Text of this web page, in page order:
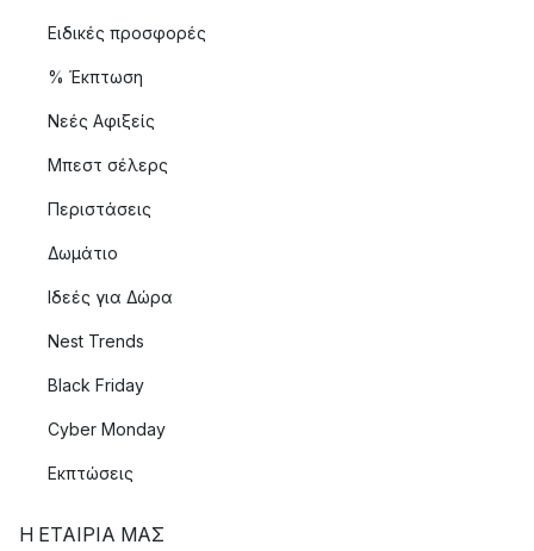
Ειδικές προσφορές
% Έκπτωση
Νεές Αφιξείς
Μπεστ σέλερς
Περιστάσεις
Δωμάτιο
Ιδεές για Δώρα
Nest Trends
Black Friday
Cyber Monday
Εκπτώσεις
Η ΕΤΑΊΡΙΑ ΜΑΣ